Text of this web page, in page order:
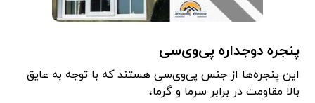
پنجره دوجداره پی‌وی‌سی
این پنجره‌ها از جنس پی‌وی‌سی هستند که با توجه به عایق
بالا مقاومت در برابر سرما و گرما،